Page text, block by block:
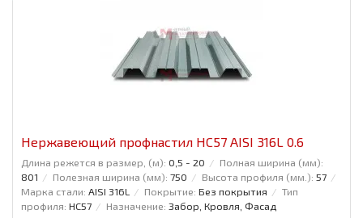
Нержавеющий профнастил НС57 AISI 316L 0.6
Длина режется в размер, (м): 0,5 - 20
Полная ширина (мм):
801
Полезная ширина (мм): 750 Высота профиля (мм.): 57
Марка стали: AISI 316L Покрытие: Без покрытия
Тип
профиля: НС57 Назначение: Забор, Кровля, Фасад